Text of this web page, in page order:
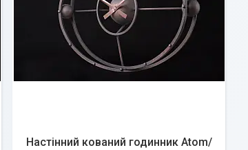
Настінний кований годинник Atom/